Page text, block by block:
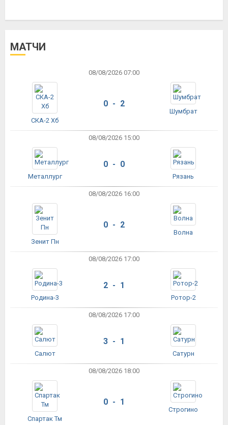
МАТЧИ
08/08/2026 07:00
СКА-2 Хб
0 - 2
Шумбрат
08/08/2026 15:00
Металлург
0 - 0
Рязань
08/08/2026 16:00
Зенит Пн
0 - 2
Волна
08/08/2026 17:00
Родина-3
2 - 1
Ротор-2
08/08/2026 17:00
Салют
3 - 1
Сатурн
08/08/2026 18:00
Спартак Тм
0 - 1
Строгино